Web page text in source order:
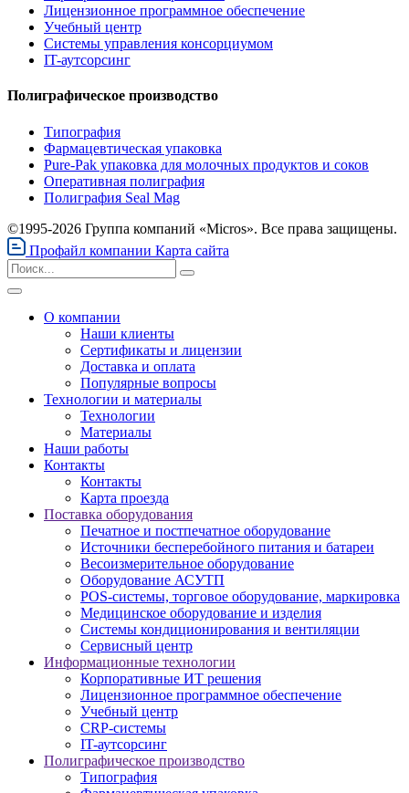
Лицензионное программное обеспечение
Учебный центр
Системы управления консорциумом
IT-аутсорсинг
Полиграфическое производство
Типография
Фармацевтическая упаковка
Pure-Pak упаковка для молочных продуктов и соков
Оперативная полиграфия
Полиграфия Seal Mag
©1995-2026 Группа компаний «Micros». Все права защищены.
Профайл компании Карта сайта
О компании
Наши клиенты
Сертификаты и лицензии
Доставка и оплата
Популярные вопросы
Технологии и материалы
Технологии
Материалы
Наши работы
Контакты
Контакты
Карта проезда
Поставка оборудования
Печатное и постпечатное оборудование
Источники бесперебойного питания и батареи
Весоизмерительное оборудование
Оборудование АСУТП
POS-системы, торговое оборудование, маркировка
Медицинское оборудование и изделия
Системы кондиционирования и вентиляции
Сервисный центр
Информационные технологии
Корпоративные ИТ решения
Лицензионное программное обеспечение
Учебный центр
CRP-системы
IT-аутсорсинг
Полиграфическое производство
Типография